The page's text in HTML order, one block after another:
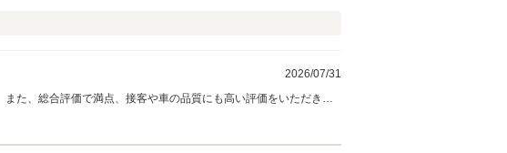
2026/07/31